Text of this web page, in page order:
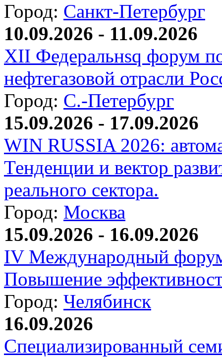
Город: Санкт-Петербург
10.09.2026 - 11.09.2026
XII Федеральнsq форум
нефтегазовой отрасли
Город: С.-Петербург
15.09.2026 - 17.09.2026
WIN RUSSIA 2026:
Тенденции и вектор
реального сектора.
Город: Москва
15.09.2026 - 16.09.2026
IV Международный
Повышение
Город: Челябинск
16.09.2026
Специализированный